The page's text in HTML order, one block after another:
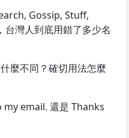
Gossip, Stuff,
灣人到底用錯了多少名
麼不同？確切用法怎麼
email. 還是 Thanks